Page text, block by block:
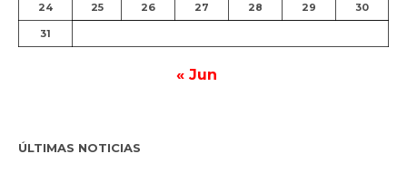
24 25 26 27 28 29 30
31
« Jun
ÚLTIMAS NOTICIAS